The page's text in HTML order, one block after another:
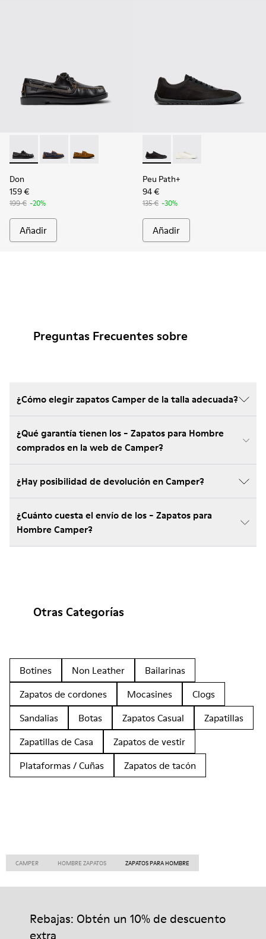
Don - K101013-004 - Mocasines náuticos de piel negra para
Don - K101013-006
Don - K101013-005 - Mocasines náuticos de
Don
159 €
199 € -20%
Añadir
Peu Path+ - K101100-002 -
Peu Path+ -
Peu Path+
94 €
135 € -30%
Añadir
Preguntas Frecuentes sobre
¿Cómo elegir zapatos Camper de la talla adecuada?
¿Qué garantía tienen los - Zapatos para Hombre
comprados en la web de Camper?
¿Hay posibilidad de devolución en Camper?
¿Cuánto cuesta el envío de los - Zapatos para
Hombre Camper?
Otras Categorías
Botines Non Leather
Bailarinas
Zapatos de cordones
Mocasines
Clogs
Sandalias
Botas Zapatos Casual
Zapatillas
Zapatillas de Casa
Zapatos de vestir
Plataformas / Cuñas
Zapatos de tacón
CAMPER HOMBRE ZAPATOS ZAPATOS PARA HOMBRE
Rebajas: Obtén un 10% de descuento
extra